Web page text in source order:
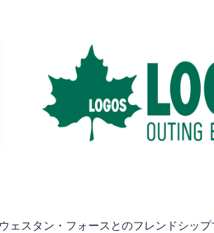
ェスタン・フォースとのフレンドシッ